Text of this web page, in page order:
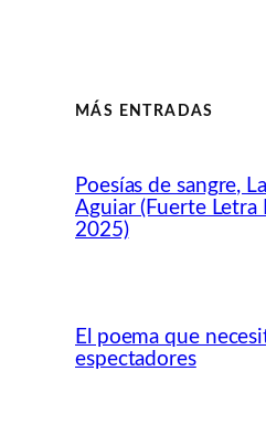
MÁS ENTRADAS
Poesías de sangre,
Aguiar (Fuerte Letra
2025)
El poema que
espectadores